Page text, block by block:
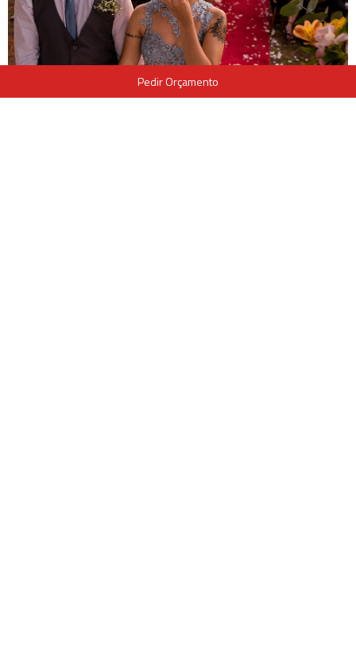
Pedir Orçamento